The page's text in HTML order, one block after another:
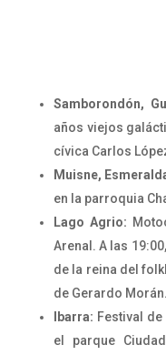
Samborondón,
años viejos
cívica Carlos
Muisne,
en la parroquia
Lago Agrio:
Arenal. A las
de la reina del
de Gerardo Morán.
Ibarra: Festival
el parque